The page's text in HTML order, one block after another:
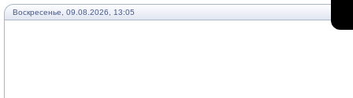
Воскресенье, 09.08.2026, 13:05